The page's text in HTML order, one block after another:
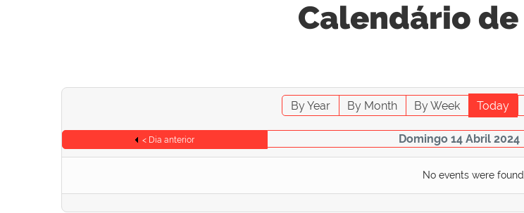
Calendário
By Year By Month By Week Today
< Dia anterior Domingo 14 Abril 2024
No events were found